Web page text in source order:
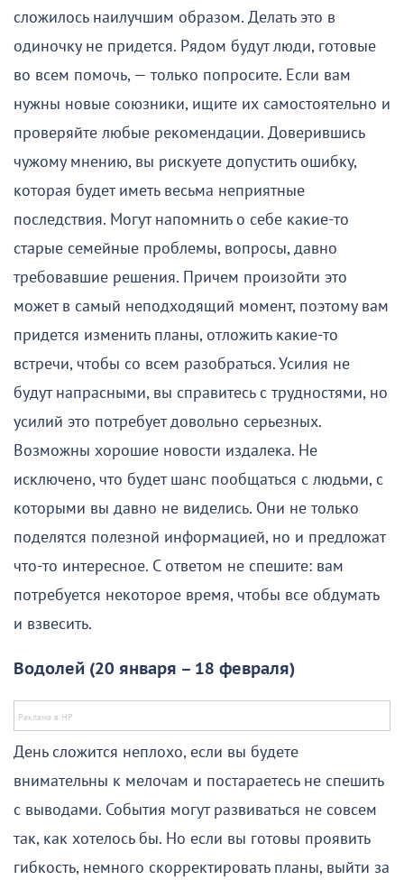
сложилось наилучшим образом. Делать это в
одиночку не придется. Рядом будут люди, готовые
во всем помочь, — только попросите. Если вам
нужны новые союзники, ищите их самостоятельно и
проверяйте любые рекомендации. Доверившись
чужому мнению, вы рискуете допустить ошибку,
которая будет иметь весьма неприятные
последствия. Могут напомнить о себе какие-то
старые семейные проблемы, вопросы, давно
требовавшие решения. Причем произойти это
может в самый неподходящий момент, поэтому вам
придется изменить планы, отложить какие-то
встречи, чтобы со всем разобраться. Усилия не
будут напрасными, вы справитесь с трудностями, но
усилий это потребует довольно серьезных.
Возможны хорошие новости издалека. Не
исключено, что будет шанс пообщаться с людьми, с
которыми вы давно не виделись. Они не только
поделятся полезной информацией, но и предложат
что-то интересное. С ответом не спешите: вам
потребуется некоторое время, чтобы все обдумать
и взвесить.
Водолей (20 января – 18 февраля)
День сложится неплохо, если вы будете
внимательны к мелочам и постараетесь не спешить
с выводами. События могут развиваться не совсем
так, как хотелось бы. Но если вы готовы проявить
гибкость, немного скорректировать планы, выйти за